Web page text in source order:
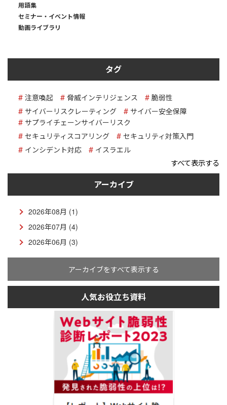
用語集
セミナー・イベント情報
動画ライブラリ
タグ
注意喚起 脅威インテリジェンス
脆弱性
サイバーリスクレーティング
サイバー安全保障
サプライチェーンサイバーリスク
セキュリティスコアリング
セキュリティ対策入門
インシデント対応
イスラエル
すべて表示する
アーカイブ
2026年08月 (1)
2026年07月 (4)
2026年06月 (3)
アーカイブをすべて表示する
人気お役立ち資料